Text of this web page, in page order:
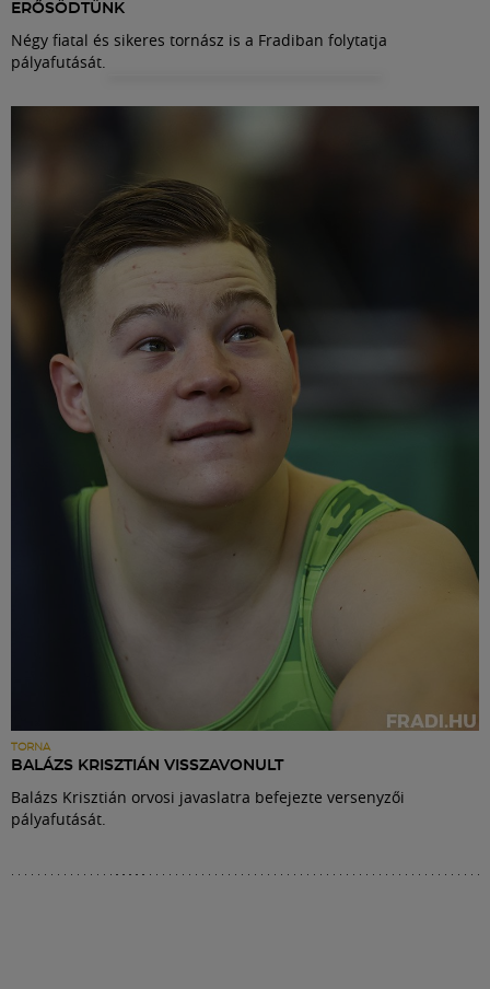
ERŐSÖDTÜNK
Négy fiatal és sikeres tornász is a Fradiban folytatja
pályafutását.
TORNA
BALÁZS KRISZTIÁN VISSZAVONULT
Balázs Krisztián orvosi javaslatra befejezte versenyzői
pályafutását.